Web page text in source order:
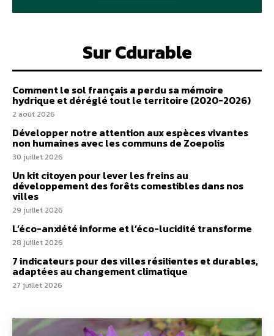
Sur Cdurable
Comment le sol français a perdu sa mémoire
hydrique et déréglé tout le territoire (2020-2026)
2 août 2026
Développer notre attention aux espèces vivantes
non humaines avec les communs de Zoepolis
30 juillet 2026
Un kit citoyen pour lever les freins au
développement des forêts comestibles dans nos
villes
29 juillet 2026
L’éco-anxiété informe et l’éco-lucidité transforme
28 juillet 2026
7 indicateurs pour des villes résilientes et durables,
adaptées au changement climatique
27 juillet 2026